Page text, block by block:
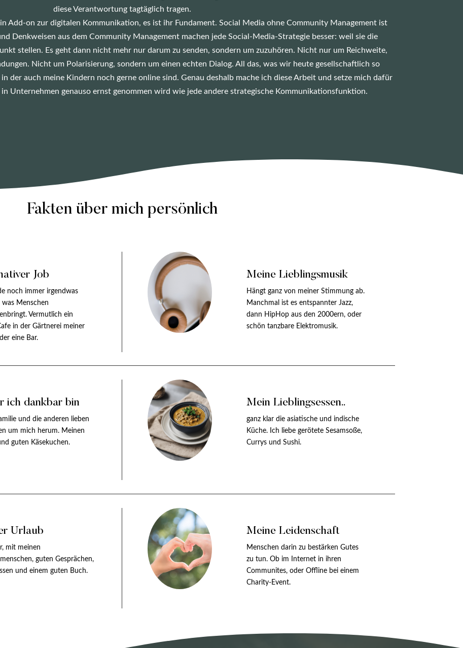
diese Verantwortung tagtäglich tragen.
Add-on zur digitalen Kommunikation, es ist ihr Fundament. Social Media ohne Community Management ist
Denkweisen aus dem Community Management machen jede Social-Media-Strategie besser: weil sie die
stellen. Es geht dann nicht mehr nur darum zu senden, sondern um zuzuhören. Nicht nur um Reichweite,
Nicht um Polarisierung, sondern um einen echten Dialog. All das, was wir heute gesellschaftlich so
der auch meine Kindern noch gerne online sind. Genau deshalb mache ich diese Arbeit und setze mich dafür
Unternehmen genauso ernst genommen wird wie jede andere strategische Kommunikationsfunktion.
Fakten über mich persönlich
Job
noch immer irgendwas
was Menschen
Vermutlich ein
in der Gärtnerei meiner
eine Bar.
Meine Lieblingsmusik
Hängt ganz von meiner Stimmung ab.
Manchmal ist es entspannter Jazz,
dann HipHop aus den 2000ern, oder
schön tanzbare Elektromusik.
ich dankbar bin
und die anderen lieben
um mich herum. Meinen
guten Käsekuchen.
Mein Lieblingsessen..
ganz klar die asiatische und indische
Küche. Ich liebe gerötete Sesamsoße,
Currys und Sushi.
Urlaub
mit meinen
guten Gesprächen,
und einem guten Buch.
Meine Leidenschaft
Menschen darin zu bestärken Gutes
zu tun. Ob im Internet in ihren
Communites, oder Offline bei einem
Charity-Event.